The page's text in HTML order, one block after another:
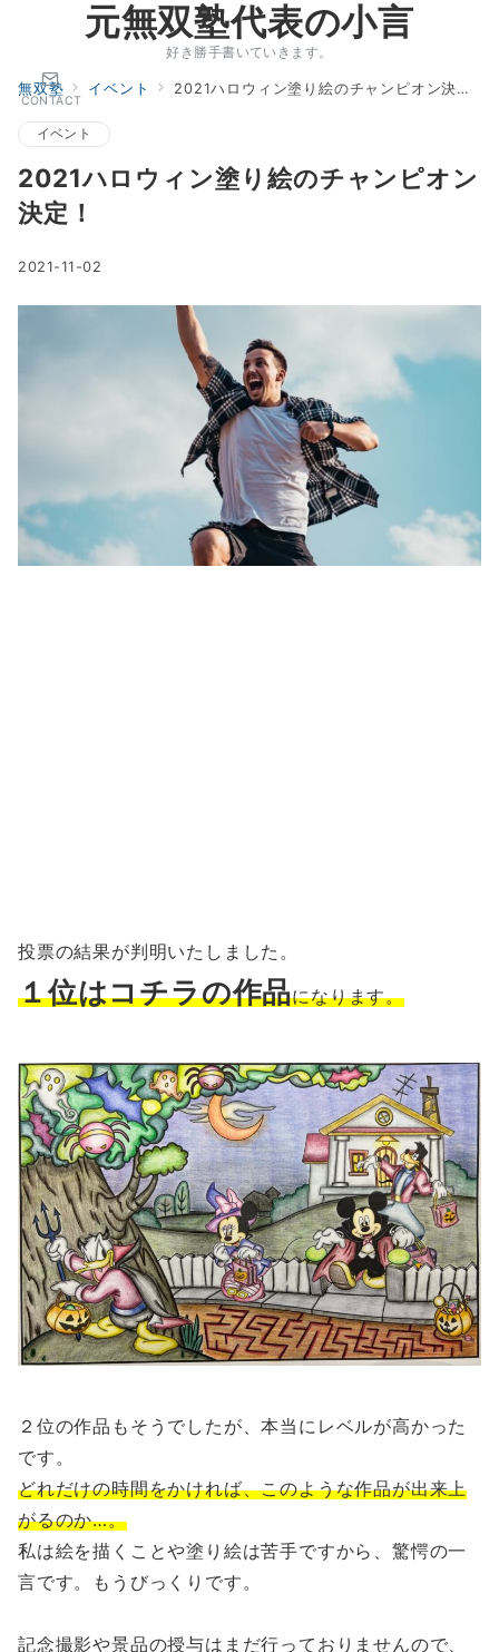
元無双塾代表の小言
好き勝手書いていきます。
CONTACT
無双塾 イベント 2021ハロウィン塗り絵のチャンピオン決定！
イベント
2021ハロウィン塗り絵のチャンピオン
決定！
2021-11-02
投票の結果が判明いたしました。
１位はコチラの作品になります。
２位の作品もそうでしたが、本当にレベルが高かった
です。
どれだけの時間をかければ、このような作品が出来上
がるのか…。
私は絵を描くことや塗り絵は苦手ですから、驚愕の一
言です。もうびっくりです。
記念撮影や景品の授与はまだ行っておりませんので、